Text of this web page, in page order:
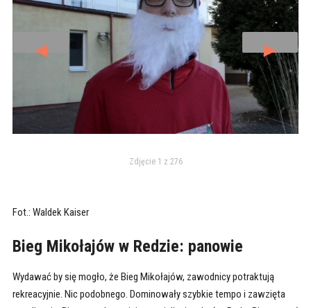
◄ ►
Zdjęcie 1 z 276
Fot.: Waldek Kaiser
Bieg Mikołajów w Redzie: panowie
Wydawać by się mogło, że Bieg Mikołajów, zawodnicy potraktują
rekreacyjnie. Nic podobnego. Dominowały szybkie tempo i zawzięta